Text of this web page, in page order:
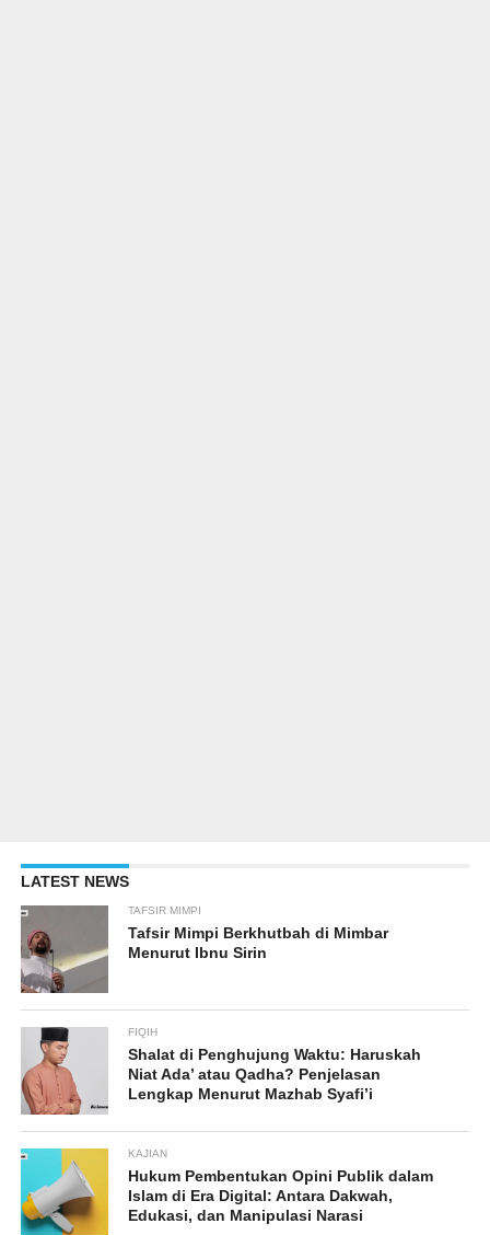
LATEST NEWS
TAFSIR MIMPI
Tafsir Mimpi Berkhutbah di Mimbar
Menurut Ibnu Sirin
FIQIH
Shalat di Penghujung Waktu: Haruskah
Niat Ada’ atau Qadha? Penjelasan
Lengkap Menurut Mazhab Syafi’i
KAJIAN
Hukum Pembentukan Opini Publik dalam
Islam di Era Digital: Antara Dakwah,
Edukasi, dan Manipulasi Narasi